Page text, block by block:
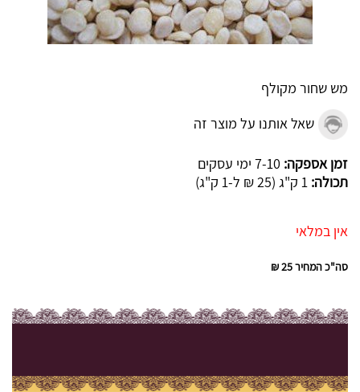
מש שחור מקולף
שאל אותנו על מוצר זה
זמן אספקה: 7-10 ימי עסקים
תכולה: 1 ק"ג (25 ₪ ל-1 ק"ג)
אין במלאי
סה"כ המחיר25 ₪